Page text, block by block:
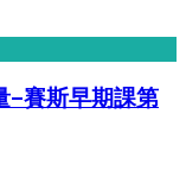
–賽斯早期課第